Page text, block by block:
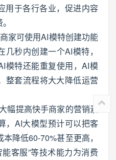
用于各行各业，促进内容
家可使用AI模特创建功能
秒内创建一个AI模特，
模特还能重复使用，AI模
整套流程将大大降低运营
幅提高快手商家的营销素
，AI大模型预计可以把客
降低60-70%甚至更高，
能客服”等技术能力为消费